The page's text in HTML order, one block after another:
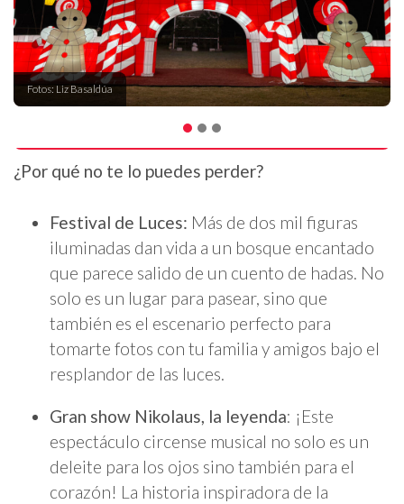
Fotos: Liz Basaldúa
¿Por qué no te lo puedes perder?
Festival de Luces: Más de dos mil figuras
iluminadas dan vida a un bosque encantado
que parece salido de un cuento de hadas. No
solo es un lugar para pasear, sino que
también es el escenario perfecto para
tomarte fotos con tu familia y amigos bajo el
resplandor de las luces.
Gran show Nikolaus, la leyenda: ¡Este
espectáculo circense musical no solo es un
deleite para los ojos sino también para el
corazón! La historia inspiradora de la